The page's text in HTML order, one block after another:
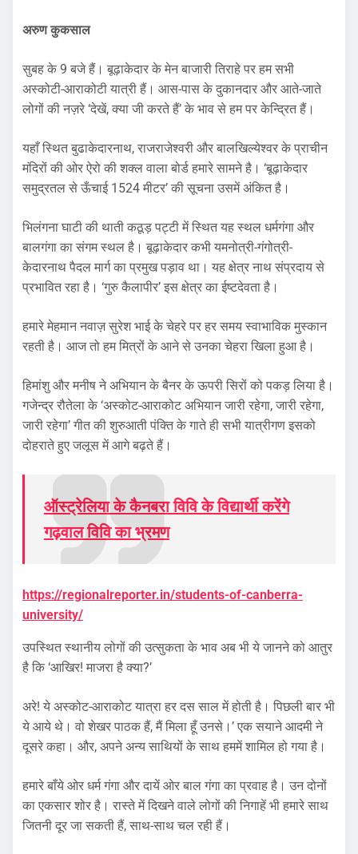
अरुण कुकसाल
सुबह के 9 बजे हैं। बूढ़ाकेदार के मेन बाजारी तिराहे पर हम सभी
अस्कोटी-आराकोटी यात्री हैं। आस-पास के दुकानदार और आते-जाते
लोगों की नज़रे ‘देखें, क्या जी करते हैं’ के भाव से हम पर केन्द्रित हैं।
यहाँ स्थित बुढाकेदारनाथ, राजराजेश्वरी और बालखिल्येश्वर के प्राचीन
मंदिरों की ओर ऐरो की शक्ल वाला बोर्ड हमारे सामने है। ‘बूढ़ाकेदार
समुद्रतल से ऊँचाई 1524 मीटर’ की सूचना उसमें अंकित है।
भिलंगना घाटी की थाती कठूड़ पट्टी में स्थित यह स्थल धर्मगंगा और
बालगंगा का संगम स्थल है। बूढ़ाकेदार कभी यमनोत्री-गंगोत्री-
केदारनाथ पैदल मार्ग का प्रमुख पड़ाव था। यह क्षेत्र नाथ संप्रदाय से
प्रभावित रहा है। ‘गुरु कैलापीर’ इस क्षेत्र का ईष्टदेवता है।
हमारे मेहमान नवाज़ सुरेश भाई के चेहरे पर हर समय स्वाभाविक मुस्कान
रहती है। आज तो हम मित्रों के आने से उनका चेहरा खिला हुआ है।
हिमांशु और मनीष ने अभियान के बैनर के ऊपरी सिरों को पकड़ लिया है।
गजेन्द्र रौतेला के ‘अस्कोट-आराकोट अभियान जारी रहेगा, जारी रहेगा,
जारी रहेगा’ गीत की शुरुआती पंक्ति के गाते ही सभी यात्रीगण इसको
दोहराते हुए जलूस में आगे बढ़ते हैं।
ऑस्ट्रेलिया के कैनबरा विवि के विद्यार्थी करेंगे
गढ़वाल विवि का भ्रमण
https://regionalreporter.in/students-of-canberra-
university/
उपस्थित स्थानीय लोगों की उत्सुकता के भाव अब भी ये जानने को आतुर
है कि ‘आखिर! माजरा है क्या?’
अरे! ये अस्कोट-आराकोट यात्रा हर दस साल में होती है। पिछली बार भी
ये आये थे। वो शेखर पाठक हैं, मैं मिला हूँ उनसे।’ एक सयाने आदमी ने
दूसरे कहा। और, अपने अन्य साथियों के साथ हममें शामिल हो गया है।
हमारे बाँये ओर धर्म गंगा और दायें ओर बाल गंगा का प्रवाह है। उन दोनों
का एकसार शोर है। रास्ते में दिखने वाले लोगों की निगाहें भी हमारे साथ
जितनी दूर जा सकती हैं, साथ-साथ चल रही हैं।